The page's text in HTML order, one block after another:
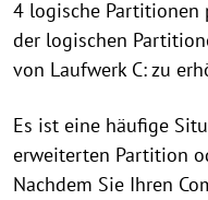
4 logische
der logischen
von Laufwerk C: zu
Es ist eine häufige
erweiterten Partition
Nachdem Sie Ihren